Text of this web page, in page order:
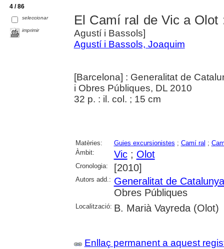
4 / 86
seleccionar
imprimir
El Camí ral de Vic a Olot
Agustí i Bassols]
Agustí i Bassols, Joaquim
[Barcelona] : Generalitat de
i Obres Públiques, DL 2010
32 p. : il. col. ; 15 cm
Matèries: Guies excursionistes ; Camí ral ;
Àmbit:
Vic; Olot
Cronologia: [2010]
Autors add.: Generalitat de Catalunya
Obres Públiques
Localització: B. Marià Vayreda (Olot)
Enllaç permanent a aquest